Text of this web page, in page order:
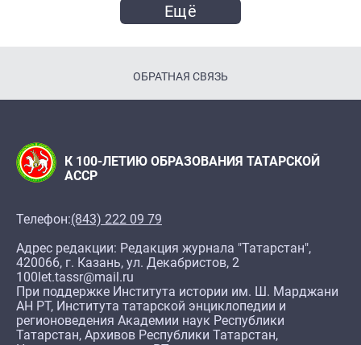
Ещё
ОБРАТНАЯ СВЯЗЬ
К 100-ЛЕТИЮ ОБРАЗОВАНИЯ ТАТАРСКОЙ
АССР
Телефон:(843) 222 09 79
Адрес редакции: Редакция журнала "Татарстан",
420066, г. Казань, ул. Декабристов, 2
100let.tassr@mail.ru
При поддержке Института истории им. Ш. Марджани
АН РТ, Института татарской энциклопедии и
регионоведения Академии наук Республики
Татарстан, Архивов Республики Татарстан,